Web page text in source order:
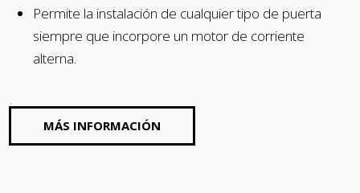
Permite la instalación de cualquier tipo de puerta
siempre que incorpore un motor de corriente
alterna.
MÁS INFORMACIÓN